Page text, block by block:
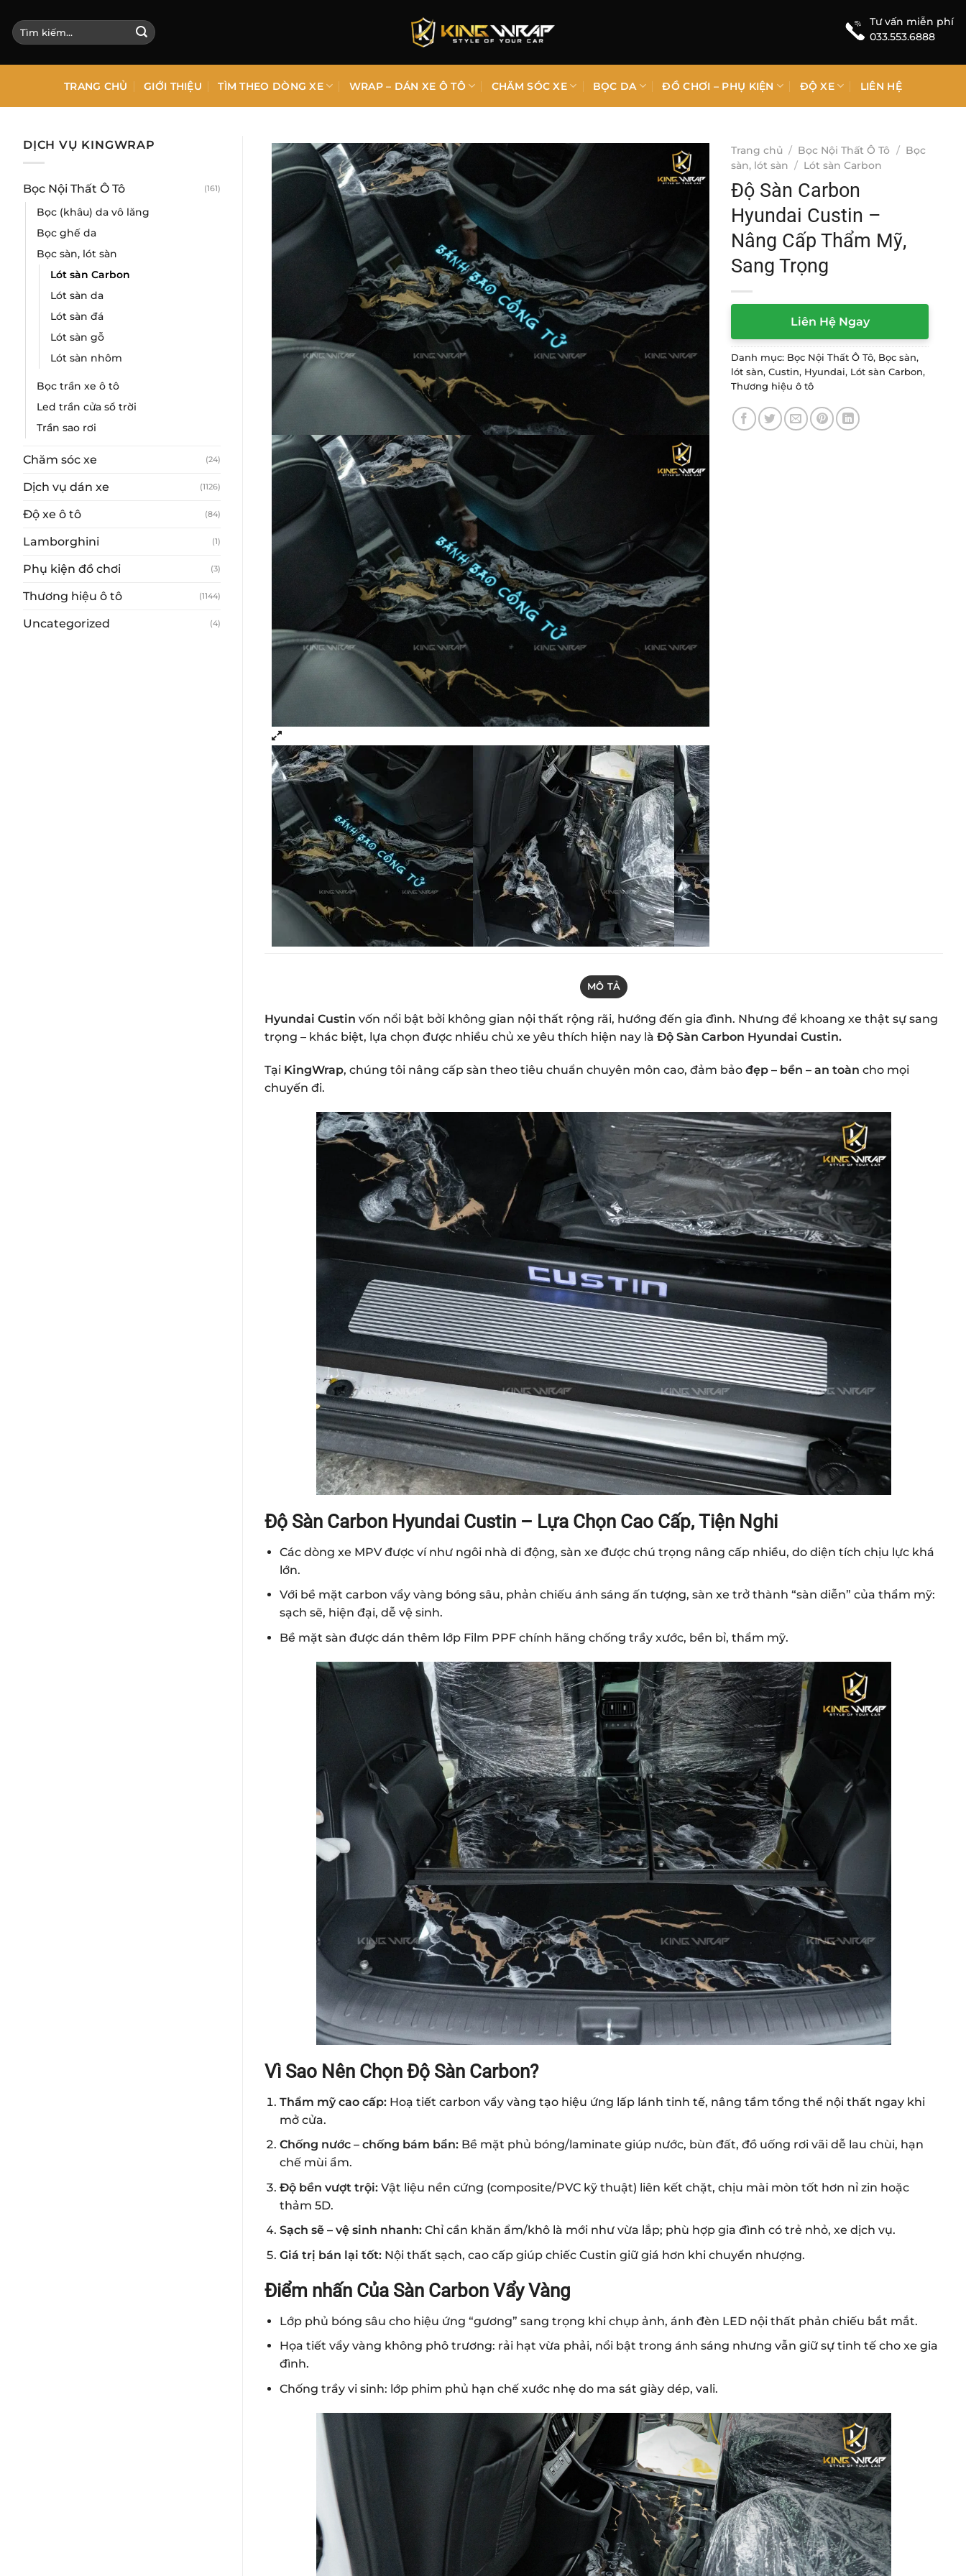
qua
nội
dung
Tìm
kiếm:
Tư vấn miễn phí
033.553.6888
TRANG CHỦ GIỚI THIỆU TÌM THEO DÒNG XE WRAP – DÁN XE Ô TÔ CHĂM SÓC XE BỌC DA ĐỒ CHƠI – PHỤ KIỆN ĐỘ XE LIÊN HỆ
DỊCH VỤ KINGWRAP
Bọc Nội Thất Ô Tô (161)
Bọc (khâu) da vô lăng
Bọc ghế da
Bọc sàn, lót sàn
Lót sàn Carbon
Lót sàn da
Lót sàn đá
Lót sàn gỗ
Lót sàn nhôm
Bọc trần xe ô tô
Led trần cửa sổ trời
Trần sao rơi
Chăm sóc xe (24)
Dịch vụ dán xe (1126)
Độ xe ô tô (84)
Lamborghini (1)
Phụ kiện đồ chơi (3)
Thương hiệu ô tô (1144)
Uncategorized (4)
Trang chủ / Bọc Nội Thất Ô Tô / Bọc
sàn, lót sàn / Lót sàn Carbon
Độ Sàn Carbon
Hyundai Custin –
Nâng Cấp Thẩm Mỹ,
Sang Trọng
Liên Hệ Ngay
Danh mục: Bọc Nội Thất Ô Tô, Bọc sàn,
lót sàn,Custin, Hyundai, Lót sàn Carbon,
Thương hiệu ô tô
MÔ TẢ
Hyundai Custin vốn nổi bật bởi không gian nội thất rộng rãi, hướng đến gia đình. Nhưng để khoang xe thật sự sang
trọng – khác biệt, lựa chọn được nhiều chủ xe yêu thích hiện nay là Độ Sàn Carbon Hyundai Custin.
Tại KingWrap, chúng tôi nâng cấp sàn theo tiêu chuẩn chuyên môn cao, đảm bảo đẹp – bền – an toàn cho mọi
chuyến đi.
Độ Sàn Carbon Hyundai Custin – Lựa Chọn Cao Cấp, Tiện Nghi
Các dòng xe MPV được ví như ngôi nhà di động, sàn xe được chú trọng nâng cấp nhiều, do diện tích chịu lực khá
lớn.
Với bề mặt carbon vẩy vàng bóng sâu, phản chiếu ánh sáng ấn tượng, sàn xe trở thành “sàn diễn” của thẩm mỹ:
sạch sẽ, hiện đại, dễ vệ sinh.
Bề mặt sàn được dán thêm lớp Film PPF chính hãng chống trầy xước, bền bỉ, thẩm mỹ.
Vì Sao Nên Chọn Độ Sàn Carbon?
Thẩm mỹ cao cấp:Hoạ tiết carbon vẩy vàng tạo hiệu ứng lấp lánh tinh tế, nâng tầm tổng thể nội thất ngay khi
mở cửa.
Chống nước – chống bám bẩn:Bề mặt phủ bóng/laminate giúp nước, bùn đất, đồ uống rơi vãi dễ lau chùi, hạn
chế mùi ẩm.
Độ bền vượt trội:Vật liệu nền cứng (composite/PVC kỹ thuật) liên kết chặt, chịu mài mòn tốt hơn nỉ zin hoặc
thảm 5D.
Sạch sẽ – vệ sinh nhanh:Chỉ cần khăn ẩm/khô là mới như vừa lắp; phù hợp gia đình có trẻ nhỏ, xe dịch vụ.
Giá trị bán lại tốt:Nội thất sạch, cao cấp giúp chiếc Custin giữ giá hơn khi chuyển nhượng.
Điểm nhấn Của Sàn Carbon Vẩy Vàng
Lớp phủ bóng sâu cho hiệu ứng “gương” sang trọng khi chụp ảnh, ánh đèn LED nội thất phản chiếu bắt mắt.
Họa tiết vẩy vàng không phô trương: rải hạt vừa phải, nổi bật trong ánh sáng nhưng vẫn giữ sự tinh tế cho xe gia
đình.
Chống trầy vi sinh: lớp phim phủ hạn chế xước nhẹ do ma sát giày dép, vali.